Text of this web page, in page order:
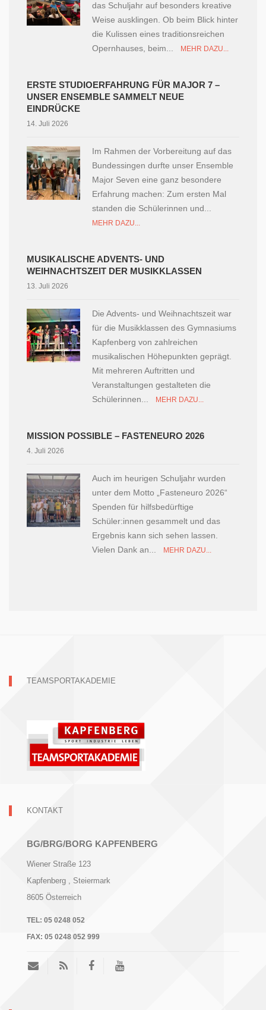
das Schuljahr auf besonders kreative
Weise ausklingen. Ob beim Blick hinter
die Kulissen eines traditionsreichen
Opernhauses, beim...
MEHR DAZU...
ERSTE STUDIOERFAHRUNG FÜR MAJOR 7 –
UNSER ENSEMBLE SAMMELT NEUE
EINDRÜCKE
14. Juli 2026
Im Rahmen der Vorbereitung auf das
Bundessingen durfte unser Ensemble
Major Seven eine ganz besondere
Erfahrung machen: Zum ersten Mal
standen die Schülerinnen und...
MEHR DAZU...
MUSIKALISCHE ADVENTS- UND
WEIHNACHTSZEIT DER MUSIKKLASSEN
13. Juli 2026
Die Advents- und Weihnachtszeit war
für die Musikklassen des Gymnasiums
Kapfenberg von zahlreichen
musikalischen Höhepunkten geprägt.
Mit mehreren Auftritten und
Veranstaltungen gestalteten die
Schülerinnen...
MEHR DAZU...
MISSION POSSIBLE – FASTENEURO 2026
4. Juli 2026
Auch im heurigen Schuljahr wurden
unter dem Motto „Fasteneuro 2026“
Spenden für hilfsbedürftige
Schüler:innen gesammelt und das
Ergebnis kann sich sehen lassen.
Vielen Dank an...
MEHR DAZU...
TEAMSPORTAKADEMIE
KONTAKT
BG/BRG/BORG KAPFENBERG
Wiener Straße 123
Kapfenberg , Steiermark
8605 Österreich
TEL: 05 0248 052
FAX: 05 0248 052 999